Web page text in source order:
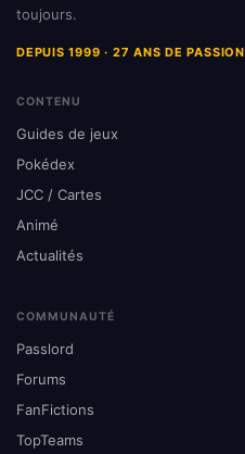
toujours.
DEPUIS 1999 · 27 ANS DE PASSION
CONTENU
Guides de jeux
Pokédex
JCC / Cartes
Animé
Actualités
COMMUNAUTÉ
Passlord
Forums
FanFictions
TopTeams